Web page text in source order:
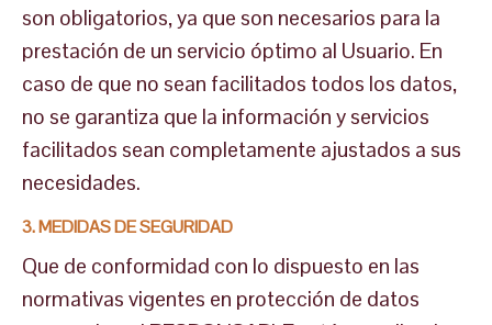
son obligatorios, ya que son necesarios para la
prestación de un servicio óptimo al Usuario. En
caso de que no sean facilitados todos los datos,
no se garantiza que la información y servicios
facilitados sean completamente ajustados a sus
necesidades.
3. MEDIDAS DE SEGURIDAD
Que de conformidad con lo dispuesto en las
normativas vigentes en protección de datos